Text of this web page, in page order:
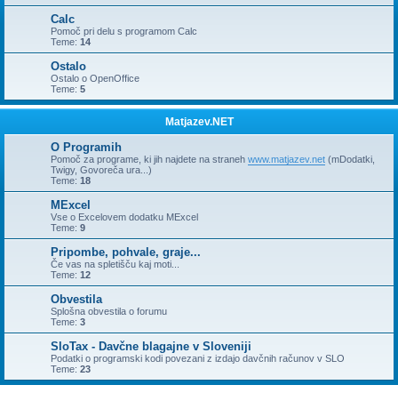
Calc
Pomoč pri delu s programom Calc
Teme: 14
Ostalo
Ostalo o OpenOffice
Teme: 5
Matjazev.NET
O Programih
Pomoč za programe, ki jih najdete na straneh www.matjazev.net (mDodatki,
Twigy, Govoreča ura...)
Teme: 18
MExcel
Vse o Excelovem dodatku MExcel
Teme: 9
Pripombe, pohvale, graje...
Če vas na spletišču kaj moti...
Teme: 12
Obvestila
Splošna obvestila o forumu
Teme: 3
SloTax - Davčne blagajne v Sloveniji
Podatki o programski kodi povezani z izdajo davčnih računov v SLO
Teme: 23